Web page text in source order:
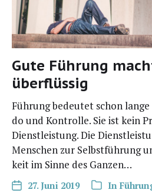
Gute Führung
überflüssig
Füh­rung bedeu­tet schon
do und Kon­trol­le. Sie ist kein
Dienst­leis­tung. Die
Men­schen zur Selbst­füh­rung
keit im Sin­ne des Ganzen…
27. Juni 2019 In